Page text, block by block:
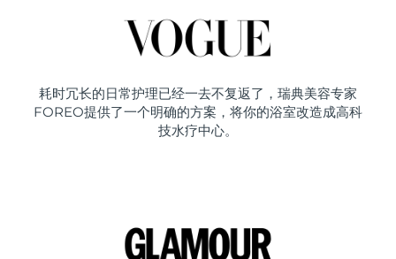
耗时冗长的日常护理已经一去不复返了，瑞典美容专家
FOREO提供了一个明确的方案，将你的浴室改造成高科
技水疗中心。